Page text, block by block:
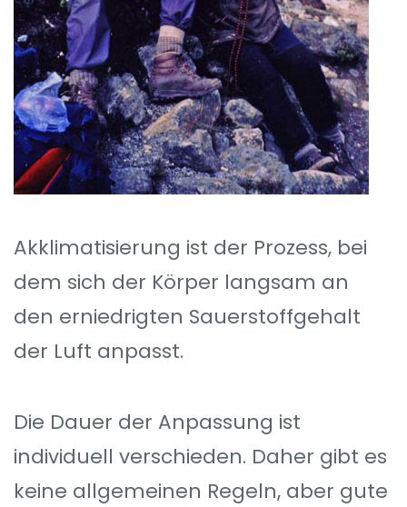
Akklimatisierung ist der Prozess, bei
dem sich der Körper langsam an
den erniedrigten Sauerstoffgehalt
der Luft anpasst.
Die Dauer der Anpassung ist
individuell verschieden. Daher gibt es
keine allgemeinen Regeln, aber gute